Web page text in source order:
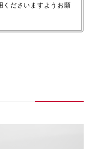
くださいますようお願